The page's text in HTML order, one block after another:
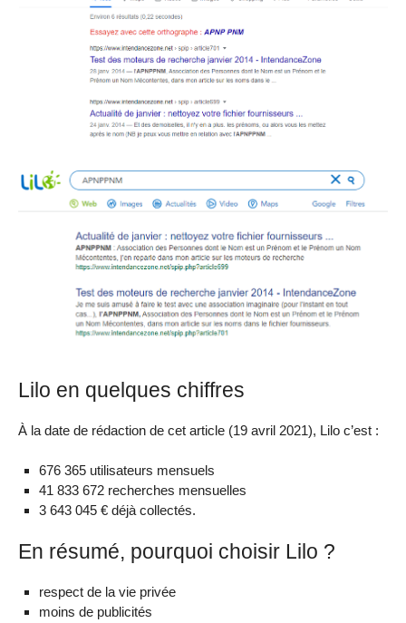
Lilo en quelques chiffres
À la date de rédaction de cet article (19 avril 2021), Lilo c’est :
676 365 utilisateurs mensuels
41 833 672 recherches mensuelles
3 643 045 € déjà collectés.
En résumé, pourquoi choisir Lilo ?
respect de la vie privée
moins de publicités